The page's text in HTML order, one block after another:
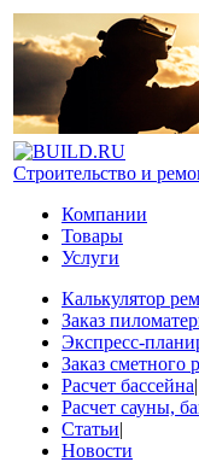
Строительство и
Компании
Товары
Услуги
Калькулятор
Заказ
Экспресс-
Заказ сметного
Расчет бассейна|
Расчет сауны,
Статьи|
Новости